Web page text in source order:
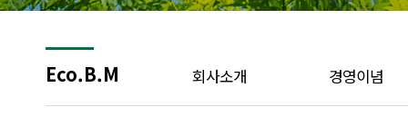
Eco.B.M 회사소개 경영이념